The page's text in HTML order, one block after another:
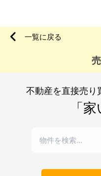
一覧に戻る
不動産を直接売り
「